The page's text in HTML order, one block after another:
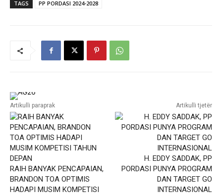
TAGS PP PORDASI 2024-2028
Artikulli paraprak
RAIH BANYAK PENCAPAIAN,
BRANDON TOA OPTIMIS
HADAPI MUSIM KOMPETISI
Artikulli tjetër
H. EDDY SADDAK, PP
PORDASI PUNYA PROGRAM
DAN TARGET GO
INTERNASIONAL